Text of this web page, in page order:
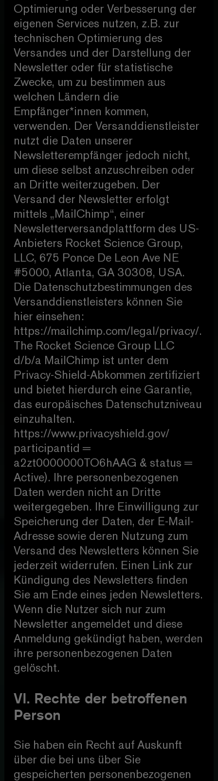
Optimierung oder Verbesserung der
eigenen Services nutzen, z.B. zur
technischen Optimierung des
Versandes und der Darstellung der
Newsletter oder für statistische
Zwecke, um zu bestimmen aus
welchen Ländern die
Empfänger*innen kommen,
verwenden. Der Versanddienstleister
nutzt die Daten unserer
Newsletterempfänger jedoch nicht,
um diese selbst anzuschreiben oder
an Dritte weiterzugeben. Der
Versand der Newsletter erfolgt
mittels „MailChimp“, einer
Newsletterversandplattform des US-
Anbieters Rocket Science Group,
LLC, 675 Ponce De Leon Ave NE
#5000, Atlanta, GA 30308, USA.
Die Datenschutzbestimmungen des
Versanddienstleisters können Sie
hier einsehen:
https://mailchimp.com/legal/privacy/.
The Rocket Science Group LLC
d/b/a MailChimp ist unter dem
Privacy-Shield-Abkommen zertifiziert
und bietet hierdurch eine Garantie,
das europäisches Datenschutzniveau
einzuhalten.
https://www.privacyshield.gov/
participantid =
a2zt0000000TO6hAAG & status =
Active). Ihre personenbezogenen
Daten werden nicht an Dritte
weitergegeben. Ihre Einwilligung zur
Speicherung der Daten, der E-Mail-
Adresse sowie deren Nutzung zum
Versand des Newsletters können Sie
jederzeit widerrufen. Einen Link zur
Kündigung des Newsletters finden
Sie am Ende eines jeden Newsletters.
Wenn die Nutzer sich nur zum
Newsletter angemeldet und diese
Anmeldung gekündigt haben, werden
ihre personenbezogenen Daten
gelöscht.
VI. Rechte der betroffenen
Person
Sie haben ein Recht auf Auskunft
über die bei uns über Sie
gespeicherten personenbezogenen